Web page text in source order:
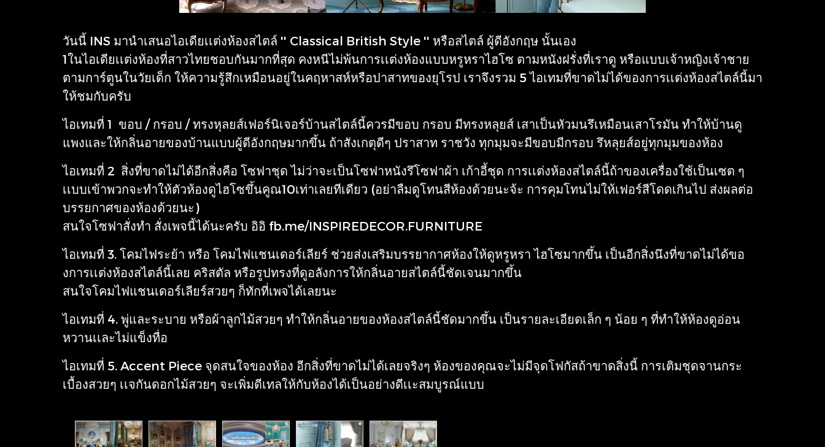
วันนี้ INS มานำเสนอไอเดียเเต่งห้องสไตล์ '' Classical British Style '' หรือสไตล์ ผู้ดีอังกฤษ นั้นเอง
1ในไอเดียเเต่งห้องที่สาวไทยชอบกันมากที่สุด คงหนีไม่พ้นการเเต่งห้องแบบหรูหราไฮโซ ตามหนังฝรั่งที่เราดู หรือแบบเจ้าหญิงเจ้าชาย
ตามการ์ตูนในวัยเด็ก ให้ความรู้สึกเหมือนอยู่ในคฤหาสห์หรือปาสาทของยุโรป เราจึงรวม 5 ไอเทมที่ขาดไม่ได้ของการเเต่งห้องสไตล์นี้มา
ให้ชมกับครับ
ไอเทมที่ 1 ขอบ / กรอบ / ทรงหุลยส์เฟอร์นิเจอร์บ้านสไตล์นี้ควรมีขอบ กรอบ มีทรงหลุยส์ เสาเป็นหัวมนรึเหมือนเสาโรมัน ทำให้บ้านดู
แพงและให้กลิ่นอายของบ้านแบบผู้ดีอังกฤษมากขึ้น ถ้าสังเกตุดีๆ ปราสาท ราชวัง ทุกมุมจะมีขอบมีกรอบ รึหลุยส์อยู่ทุกมุมของห้อง
ไอเทมที่ 2 สิ่งที่ขาดไม่ได้อีกสิ่งคือ โซฟาชุด ไม่ว่าจะเป็นโซฟาหนังรึโซฟาผ้า เก้าอี้ชุด การเเต่งห้องสไตล์นี้ถ้าของเครื่องใช้เป็นเซต ๆ
เเบบเข้าพวกจะทำให้ตัวห้องดูไฮโซขึ้นคูณ10เท่าเลยทีเดียว (อย่าลืมดูโทนสีห้องด้วยนะจ้ะ การคุมโทนไม่ให้เฟอร์สีโดดเกินไป ส่งผลต่อ
บรรยกาศของห้องด้วยนะ)
สนใจโซฟาสั่งทำ สั่งเพจนี้ได้นะครับ อิอิ fb.me/INSPIREDECOR.FURNITURE
ไอเทมที่ 3. โคมไฟระย้า หรือ โคมไฟแชนเดอร์เลียร์ ช่วยส่งเสริมบรรยากาศห้องให้ดูหรูหรา ไฮโซมากขึ้น เป็นอีกสิ่งนึงที่ขาดไม่ได้ขอ
งการเเต่งห้องสไตล์นี้เลย คริสตัล หรือรูปทรงที่ดูอลังการให้กลิ่นอายสไตล์นี้ชัดเจนมากขึ้น
สนใจโคมไฟแชนเดอร์เลียร์สวยๆ ก็ทักที่เพจได้เลยนะ
ไอเทมที่ 4. พู่และระบาย หรือผ้าลูกไม้สวยๆ ทำให้กลิ่นอายของห้องสไตล์นี้ชัดมากขึ้น เป็นรายละเอียดเล็ก ๆ น้อย ๆ ที่ทำให้ห้องดูอ่อน
หวานเเละไม่แข็งทื่อ
ไอเทมที่ 5. Accent Piece จุดสนใจของห้อง อีกสิ่งที่ขาดไม่ได้เลยจริงๆ ห้องของคุณจะไม่มีจุดโฟกัสถ้าขาดสิ่งนี้ การเติมชุดจานกระ
เบื้องสวยๆ เเจกันดอกไม้สวยๆ จะเพิ่มดีเทลให้กับห้องได้เป็นอย่างดีเเะสมบูรณ์แบบ